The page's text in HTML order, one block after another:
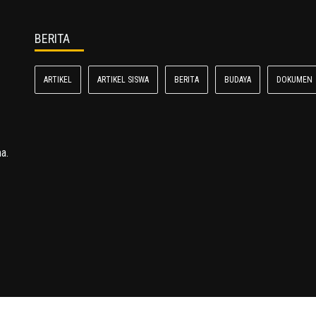
BERITA
ARTIKEL ARTIKEL SISWA BERITA BUDAYA DOKUMEN